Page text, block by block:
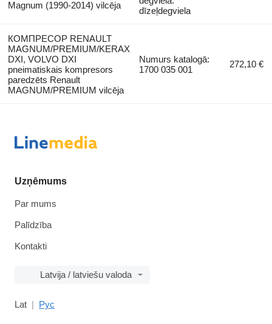
Magnum (1990-2014) vilcēja
dīzeļdegviela
КОМПРЕСОР RENAULT
MAGNUM/PREMIUM/KERAX
DXI, VOLVO DXI
pneimatiskais kompresors
paredzēts Renault
MAGNUM/PREMIUM vilcēja
Numurs katalogā:
1700 035 001
272,10 €
Uzņēmums
Par mums
Palīdzība
Kontakti
Latvija / latviešu valoda
Lat Рус